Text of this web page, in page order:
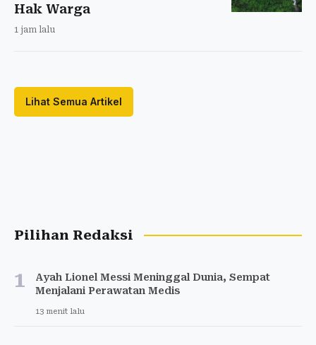
Hak Warga
1 jam lalu
Lihat Semua Artikel
Pilihan Redaksi
1
Ayah Lionel Messi Meninggal Dunia, Sempat
Menjalani Perawatan Medis
13 menit lalu